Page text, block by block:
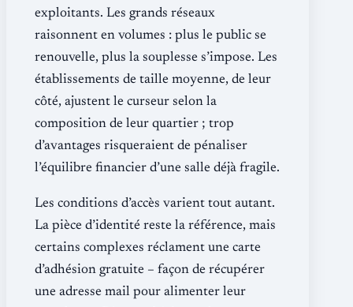
exploitants. Les grands réseaux
raisonnent en volumes : plus le public se
renouvelle, plus la souplesse s’impose. Les
établissements de taille moyenne, de leur
côté, ajustent le curseur selon la
composition de leur quartier ; trop
d’avantages risqueraient de pénaliser
l’équilibre financier d’une salle déjà fragile.
Les conditions d’accès varient tout autant.
La pièce d’identité reste la référence, mais
certains complexes réclament une carte
d’adhésion gratuite – façon de récupérer
une adresse mail pour alimenter leur